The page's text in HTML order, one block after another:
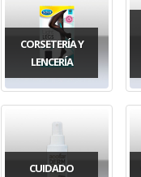
CORSETERÍA Y
LENCERÍA
CUIDADO